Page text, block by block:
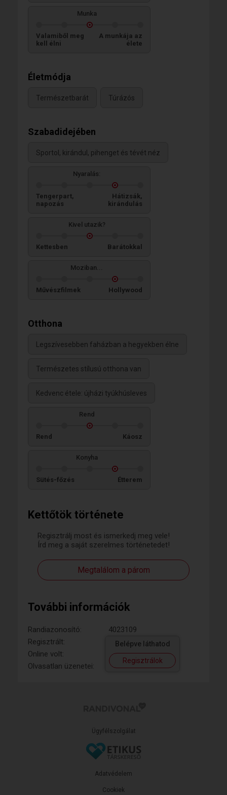
Kettőtök története
Regisztrálj most és ismerkedj meg vele!
Írd meg a saját szerelmes történetedet!
Megtalálom a párom
További információk
Randiazonosító:
4023109
Regisztrált:
Online volt:
Olvasatlan üzenetei:
Belépve láthatod
Regisztrálok
Munka
Valamiből meg
kell élni
A munkája az
élete
Életmódja
Természetbarát Túrázós
Szabadidejében
Sportol, kirándul, pihenget és tévét néz
Nyaralás:
Tengerpart,
napozás
Hátizsák,
kirándulás
Kivel utazik?
Kettesben Barátokkal
Moziban...
Művészfilmek Hollywood
Otthona
Legszívesebben faházban a hegyekben élne
Természetes stílusú otthona van
Kedvenc étele: újházi tyúkhúsleves
Rend
Rend Káosz
Konyha
Sütés-főzés Étterem
Ügyfélszolgálat
Adatvédelem
Cookiek